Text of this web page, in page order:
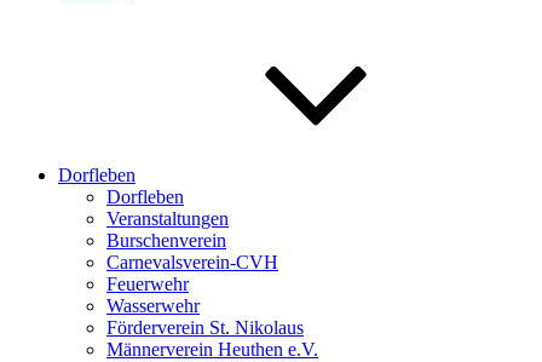
Dorfleben
Dorfleben
Veranstaltungen
Burschenverein
Carnevalsverein-CVH
Feuerwehr
Wasserwehr
Förderverein St. Nikolaus
Männerverein Heuthen e.V.